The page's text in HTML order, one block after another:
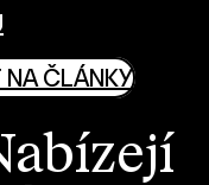
NA ČLÁNKY